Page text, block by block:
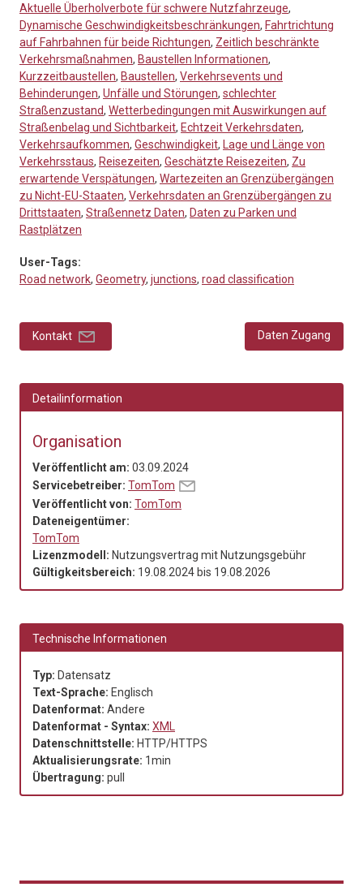
Aktuelle Überholverbote für schwere Nutzfahrzeuge,
Dynamische Geschwindigkeitsbeschränkungen, Fahrtrichtung
auf Fahrbahnen für beide Richtungen, Zeitlich beschränkte
Verkehrsmaßnahmen, Baustellen Informationen,
Kurzzeitbaustellen, Baustellen, Verkehrsevents und
Behinderungen, Unfälle und Störungen, schlechter
Straßenzustand, Wetterbedingungen mit Auswirkungen auf
Straßenbelag und Sichtbarkeit, Echtzeit Verkehrsdaten,
Verkehrsaufkommen, Geschwindigkeit, Lage und Länge von
Verkehrsstaus, Reisezeiten, Geschätzte Reisezeiten, Zu
erwartende Verspätungen, Wartezeiten an Grenzübergängen
zu Nicht-EU-Staaten, Verkehrsdaten an Grenzübergängen zu
Drittstaaten, Straßennetz Daten, Daten zu Parken und
Rastplätzen
User-Tags:
Road network, Geometry, junctions, road classification
Kontakt Daten Zugang
Detailinformation
Organisation
Veröffentlicht am: 03.09.2024
Servicebetreiber: TomTom
Veröffentlicht von: TomTom
Dateneigentümer:
TomTom
Lizenzmodell: Nutzungsvertrag mit Nutzungsgebühr
Gültigkeitsbereich: 19.08.2024 bis 19.08.2026
Technische Informationen
Typ: Datensatz
Text-Sprache: Englisch
Datenformat: Andere
Datenformat - Syntax: XML
Datenschnittstelle: HTTP/HTTPS
Aktualisierungsrate: 1min
Übertragung: pull